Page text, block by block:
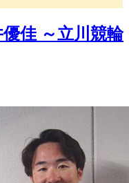
佳 ～立川競輪